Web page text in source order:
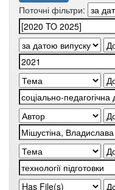
Поточні фільтри: